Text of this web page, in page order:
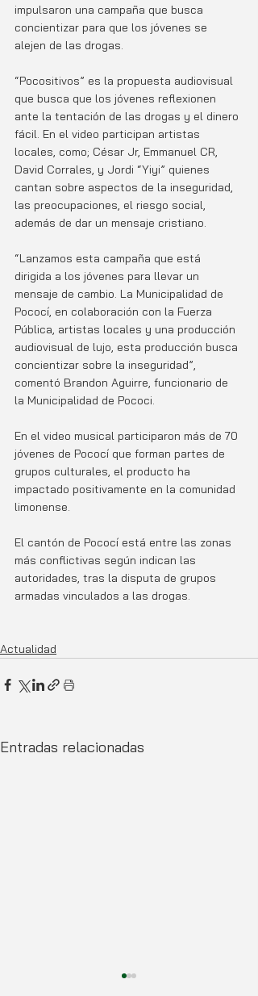
impulsaron una campaña que busca
concientizar para que los jóvenes se
alejen de las drogas.
“Pocositivos” es la propuesta audiovisual
que busca que los jóvenes reflexionen
ante la tentación de las drogas y el dinero
fácil. En el video participan artistas
locales, como; César Jr, Emmanuel CR,
David Corrales, y Jordi “Yiyi” quienes
cantan sobre aspectos de la inseguridad,
las preocupaciones, el riesgo social,
además de dar un mensaje cristiano.
“Lanzamos esta campaña que está
dirigida a los jóvenes para llevar un
mensaje de cambio. La Municipalidad de
Pococí, en colaboración con la Fuerza
Pública, artistas locales y una producción
audiovisual de lujo, esta producción busca
concientizar sobre la inseguridad”,
comentó Brandon Aguirre, funcionario de
la Municipalidad de Pococi.
En el video musical participaron más de 70
jóvenes de Pococí que forman partes de
grupos culturales, el producto ha
impactado positivamente en la comunidad
limonense.
El cantón de Pococí está entre las zonas
más conflictivas según indican las
autoridades, tras la disputa de grupos
armadas vinculados a las drogas.
Actualidad
Entradas relacionadas